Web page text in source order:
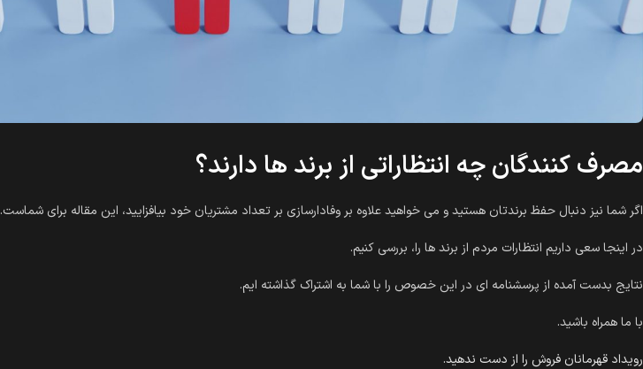
مصرف کنندگان چه انتظاراتی از برند ها دارند؟
اگر شما نیز دنبال حفظ برندتان هستید و می خواهید علاوه بر وفادارسازی بر تعداد مشتریان خود بیافزایید، این مقاله برای شماست.
در اینجا سعی داریم انتظارات مردم از برند ها را، بررسی کنیم.
نتایج بدست آمده از پرسشنامه ای در این خصوص را با شما به اشتراک گذاشته ایم.
با ما همراه باشید.
رویداد قهرمانان فروش را از دست ندهید.